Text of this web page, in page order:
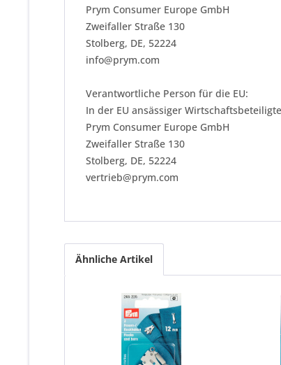
Prym Consumer Europe GmbH
Zweifaller Straße 130
Stolberg, DE, 52224
info@prym.com
Verantwortliche Person für die EU:
In der EU ansässiger
Prym Consumer Europe GmbH
Zweifaller Straße 130
Stolberg, DE, 52224
vertrieb@prym.com
Ähnliche Artikel